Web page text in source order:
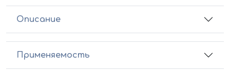
Описание
Применяемость